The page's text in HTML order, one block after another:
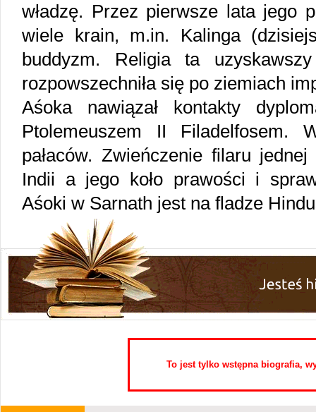
władzę. Przez pierwsze lata jego
wiele krain, m.in. Kalinga
buddyzm. Religia ta
rozpowszechniła się po ziemiach
Aśoka nawiązał kontakty
Ptolemeuszem II Filadelfosem.
pałaców. Zwieńczenie filaru
Indii a jego koło prawości i
Aśoki w Sarnath jest na fladze
To jest tylko wstępna biografia,